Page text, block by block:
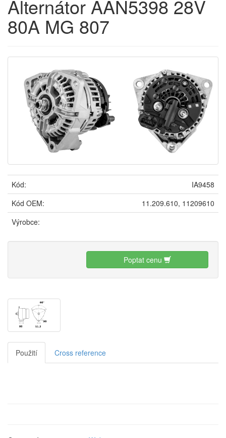
Alternátor AAN5398 28V
80A MG 807
Kód:
IA9458
Kód OEM:
11.209.610, 11209610
Výrobce:
Poptat cenu
Použití Cross reference